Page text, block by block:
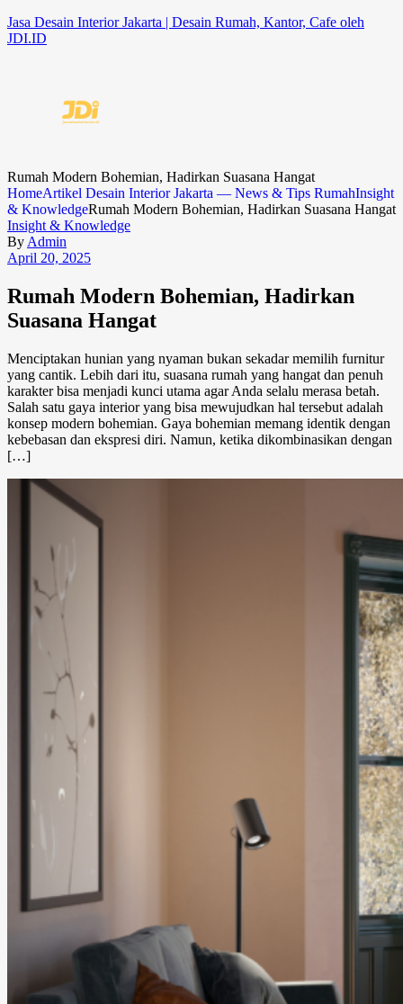
Jasa Desain Interior Jakarta | Desain Rumah, Kantor, Cafe oleh
JDI.ID
Rumah Modern Bohemian, Hadirkan Suasana Hangat
HomeArtikel Desain Interior Jakarta — News & Tips RumahInsight
& KnowledgeRumah Modern Bohemian, Hadirkan Suasana Hangat
Insight & Knowledge
By Admin
April 20, 2025
Rumah Modern Bohemian, Hadirkan
Suasana Hangat
Menciptakan hunian yang nyaman bukan sekadar memilih furnitur
yang cantik. Lebih dari itu, suasana rumah yang hangat dan penuh
karakter bisa menjadi kunci utama agar Anda selalu merasa betah.
Salah satu gaya interior yang bisa mewujudkan hal tersebut adalah
konsep modern bohemian. Gaya bohemian memang identik dengan
kebebasan dan ekspresi diri. Namun, ketika dikombinasikan dengan
[…]